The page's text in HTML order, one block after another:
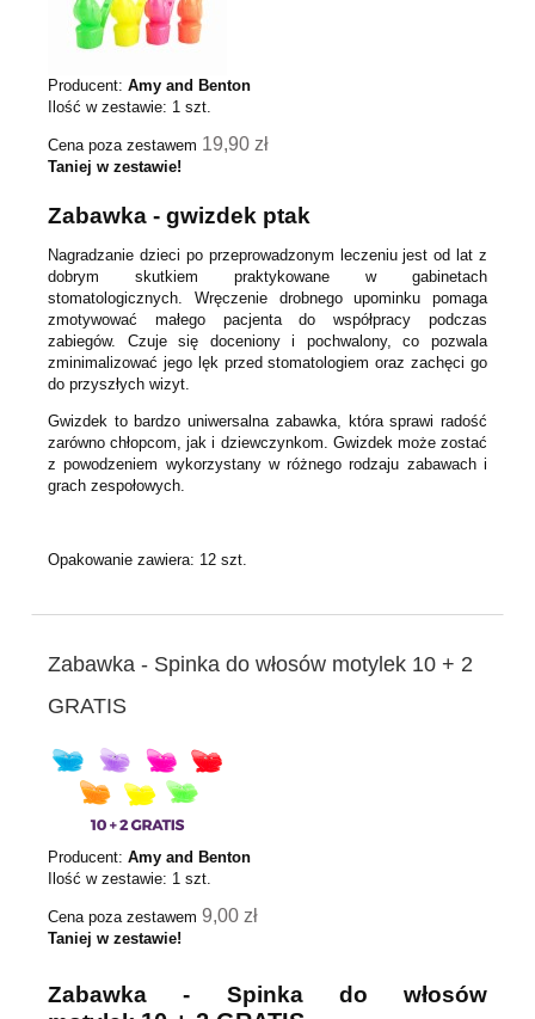
Producent: Amy and Benton
Ilość w zestawie: 1 szt.
Cena poza zestawem 19,90 zł
Taniej w zestawie!
Zabawka - gwizdek ptak
Nagradzanie dzieci po przeprowadzonym leczeniu jest od lat z
dobrym skutkiem praktykowane w gabinetach
stomatologicznych. Wręczenie drobnego upominku pomaga
zmotywować małego pacjenta do współpracy podczas
zabiegów. Czuje się doceniony i pochwalony, co pozwala
zminimalizować jego lęk przed stomatologiem oraz zachęci go
do przyszłych wizyt.
Gwizdek to bardzo uniwersalna zabawka, która sprawi radość
zarówno chłopcom, jak i dziewczynkom. Gwizdek może zostać
z powodzeniem wykorzystany w różnego rodzaju zabawach i
grach zespołowych.
Opakowanie zawiera: 12 szt.
Zabawka - Spinka do włosów motylek 10 + 2
GRATIS
Producent: Amy and Benton
Ilość w zestawie: 1 szt.
Cena poza zestawem 9,00 zł
Taniej w zestawie!
Zabawka - Spinka do włosów